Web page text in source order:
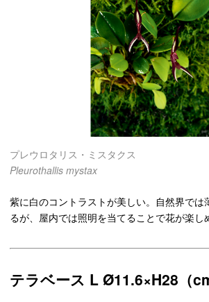
プレウロタリス・ミスタクス
Pleurothallis mystax
紫に白のコントラストが美しい。自然界では
るが、屋内では照明を当てることで花が楽し
テラベース L Ø11.6×H28（